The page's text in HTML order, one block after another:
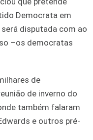
Democrata em
disputada com ao
–os democratas
de
de inverno do
também falaram
e outros pré-